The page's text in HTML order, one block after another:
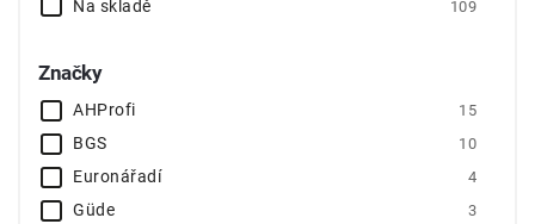
Na skladě 109
Značky
AHProfi 15
BGS 10
Euronářadí 4
Güde 3